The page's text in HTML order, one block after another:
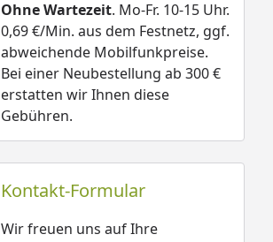
Ohne Wartezeit. Mo-Fr. 10-15 Uhr.
0,69 €/Min. aus dem Festnetz, ggf.
abweichende Mobilfunkpreise.
Bei einer Neubestellung ab 300 €
erstatten wir Ihnen diese
Gebühren.
Kontakt-Formular
Wir freuen uns auf Ihre